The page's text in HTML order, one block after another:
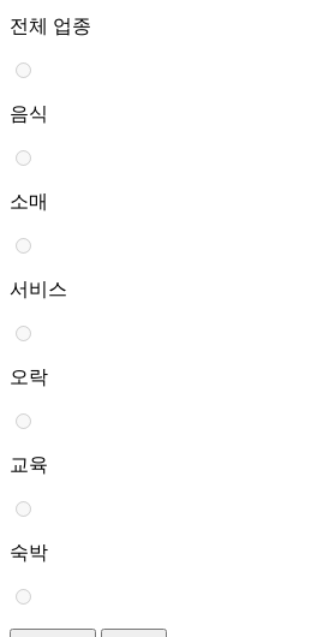
전체 업종
음식
소매
서비스
오락
교육
숙박